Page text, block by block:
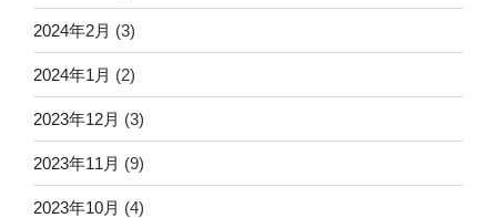
2024年2月 (3)
2024年1月 (2)
2023年12月 (3)
2023年11月 (9)
2023年10月 (4)